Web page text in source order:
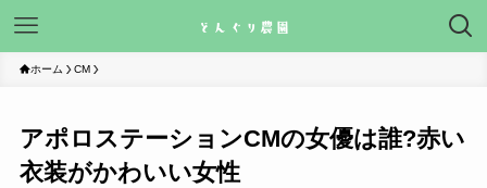
ホーム CM
アポロステーションCMの女優は誰?赤い
衣装がかわいい女性